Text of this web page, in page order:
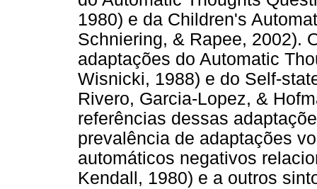
1980) e da Children's
Schniering, & Rapee, 2002).
adaptações do Automatic
Wisnicki, 1988) e do Self-
Rivero, Garcia-Lopez, &
referências dessas
prevalência de adaptações
automáticos negativos
Kendall, 1980) e a outros